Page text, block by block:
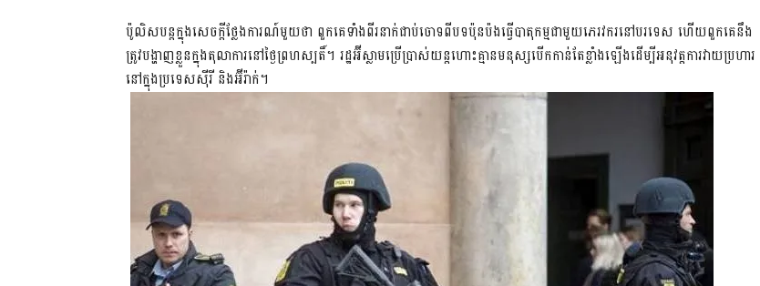
ប៉ូលិសបន្តក្នុងសេចក្តីថ្លែងការណ៍មួយថា ពួកគេទាំងពីរនាក់ជាប់ចោទពីបទប៉ុនប៉ងធ្វើបាតុកម្មជាមួយភេរវករនៅបរទេស ហើយពួកគេនឹង
ត្រូវបង្ហាញខ្លួនក្នុងតុលាការនៅថ្ងៃព្រហស្បតិ៍។ រដ្ឋអ៊ីស្លាមប្រើប្រាស់យន្តហោះគ្មានមនុស្សបើកកាន់តែខ្លាំងឡើងដើម្បីអនុវត្តការវាយប្រហារ
នៅក្នុងប្រទេសស៊ីរី និងអ៊ីរ៉ាក់។